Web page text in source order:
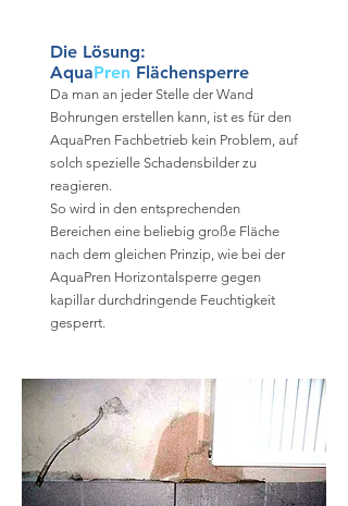
Die Lösung:
AquaPren Flächensperre
Da man an jeder Stelle der Wand
Bohrungen erstellen kann, ist es für den
AquaPren Fachbetrieb kein Problem, auf
solch spezielle Schadensbilder zu
reagieren.
So wird in den entsprechenden
Bereichen eine beliebig große Fläche
nach dem gleichen Prinzip, wie bei der
AquaPren Horizontalsperre gegen
kapillar durchdringende Feuchtigkeit
gesperrt.